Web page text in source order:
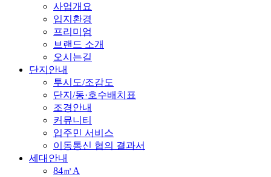
사업개요
입지환경
프리미엄
브랜드 소개
오시는길
단지안내
투시도/조감도
단지/동·호수배치표
조경안내
커뮤니티
입주민 서비스
이동통신 협의 결과서
세대안내
84㎡A